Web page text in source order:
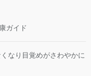
ガイド
なり目覚めがさわやかに